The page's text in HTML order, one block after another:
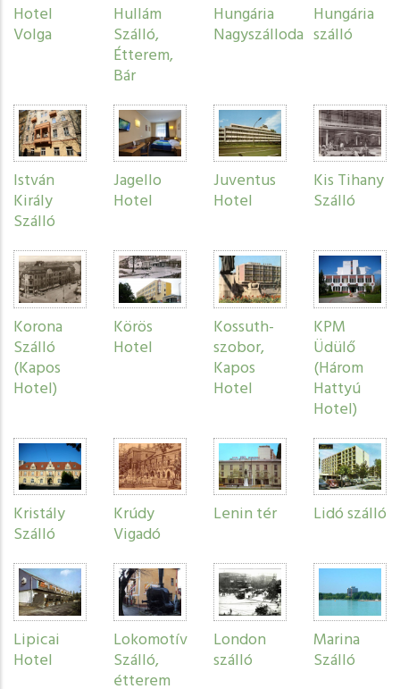
Hotel
Volga
Hullám
Szálló,
Étterem,
Bár
Hungária
Nagyszálloda
Hungária
szálló
István
Király
Szálló
Jagello
Hotel
Juventus
Hotel
Kis Tihany
Szálló
Korona
Szálló
(Kapos
Hotel)
Körös
Hotel
Kossuth-
szobor,
Kapos
Hotel
KPM
Üdülő
(Három
Hattyú
Hotel)
Kristály
Szálló
Krúdy
Vigadó
Lenin tér Lidó szálló
Lipicai
Hotel
Lokomotív
Szálló,
étterem
London
szálló
Marina
Szálló